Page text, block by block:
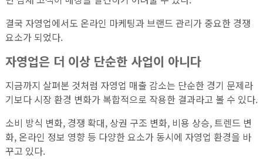
결국 자영업에서도 온라인 마케팅과 브랜드 관리가 중요한 경쟁
요소가 되었다.
자영업은 더 이상 단순한 사업이 아니다
지금까지 살펴본 것처럼 자영업 매출 감소는 단순한 경기 문제라
기보다 시장 환경 변화가 복합적으로 작용한 결과라고 볼 수 있다.
소비 방식 변화, 경쟁 확대, 상권 구조 변화, 비용 상승, 트렌드 변
화, 온라인 정보 영향 등 다양한 요소가 동시에 자영업 환경을 바
꾸고 있다.